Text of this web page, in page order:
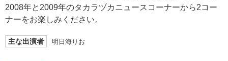
2008年と2009年のタカラヅカニュースコーナーから2コー
ナーをお楽しみください。
主な出演者 明日海りお